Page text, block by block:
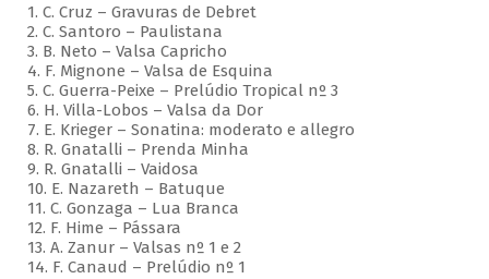
1. C. Cruz – Gravuras de Debret
2. C. Santoro – Paulistana
3. B. Neto – Valsa Capricho
4. F. Mignone – Valsa de Esquina
5. C. Guerra-Peixe – Prelúdio Tropical nº 3
6. H. Villa-Lobos – Valsa da Dor
7. E. Krieger – Sonatina: moderato e allegro
8. R. Gnatalli – Prenda Minha
9. R. Gnatalli – Vaidosa
10. E. Nazareth – Batuque
11. C. Gonzaga – Lua Branca
12. F. Hime – Pássara
13. A. Zanur – Valsas nº 1 e 2
14. F. Canaud – Prelúdio nº 1